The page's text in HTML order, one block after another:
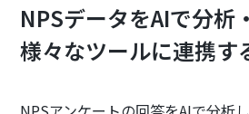
NPSデータをAIで分析
様々なツールに連携す